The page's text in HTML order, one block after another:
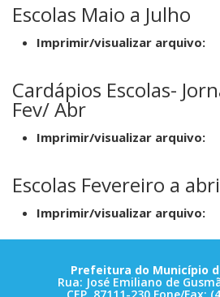
Escolas Maio a Julho
Imprimir/visualizar arquivo:
Cardápios Escolas-
Fev/ Abr
Imprimir/visualizar arquivo:
Escolas Fevereiro a
Imprimir/visualizar arquivo:
Prefeitura do Município
Rua: José Emiliano de